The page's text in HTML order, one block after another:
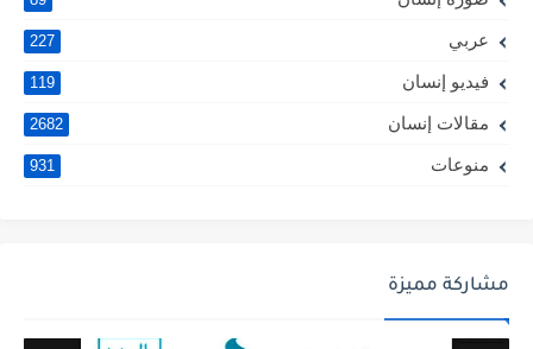
عربي 227
فيديو إنسان 119
مقالات إنسان 2682
منوعات 931
مشاركة مميزة